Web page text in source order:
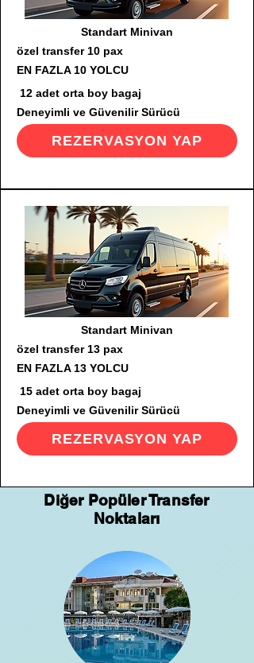
Standart Minivan
özel transfer 10 pax
EN FAZLA 10 YOLCU
12 adet orta boy bagaj
Deneyimli ve Güvenilir Sürücü
REZERVASYON YAP
Standart Minivan
özel transfer 13 pax
EN FAZLA 13 YOLCU
15 adet orta boy bagaj
Deneyimli ve Güvenilir Sürücü
REZERVASYON YAP
Diğer Popüler Transfer
Noktaları